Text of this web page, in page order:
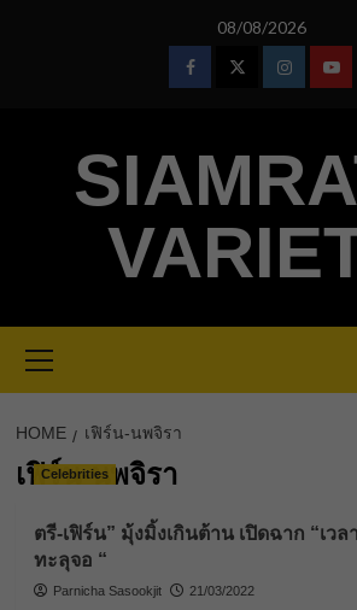
08/08/2026
FacebookTwitterInstagram
Menu
HOME เฟิร์น-นพจิรา
เฟิร์น-นพจิรา
Celebrities
ตรี-เฟิร์น” มุ้งมิ้งเกินต้าน เปิดฉาก “เว
ทะลุจอ “
Parnicha Sasookjit 21/03/2022